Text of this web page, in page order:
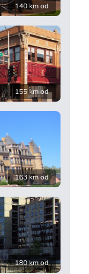
140 km od
155 km od
163 km od
180 km od